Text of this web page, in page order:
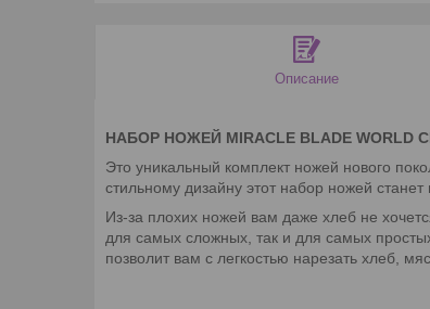
Описание
НАБОР НОЖЕЙ MIRACLE BLADE WORLD
Это уникальный комплект ножей нового
стильному дизайну этот набор ножей
Из-за плохих ножей вам даже хлеб не
для самых сложных, так и для самых
позволит вам с легкостью нарезать хлеб,